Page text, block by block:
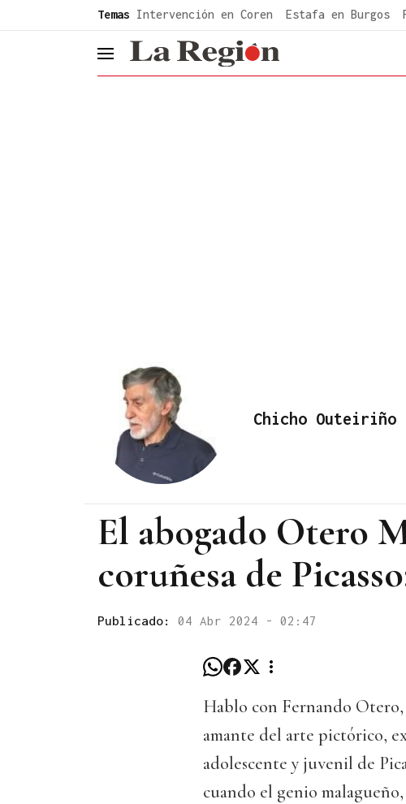
Temas Intervención en Coren Estafa en Burgos
header.menu.open
Chicho Outeiriño
El abogado Otero
coruñesa de
Publicado: 04 Abr 2024 - 02:47
Hablo con Fernando
amante del arte pictórico,
adolescente y juvenil de
cuando el genio